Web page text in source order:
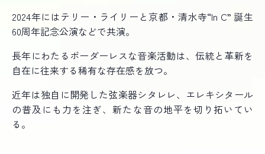
2024年にはテリー・ライリーと京都・清水寺“In C” 誕生
60周年記念公演などで共演。
長年にわたるボーダーレスな音楽活動は、伝統と革新を
自在に往来する稀有な存在感を放つ。
近年は独自に開発した弦楽器シタレレ、エレキシタール
の普及にも力を注ぎ、新たな音の地平を切り拓いてい
る。